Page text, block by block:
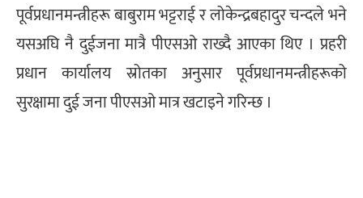
पूर्वप्रधानमन्त्रीहरू बाबुराम भट्टराई र लोकेन्द्रबहादुर चन्दले भने
यसअघि नै दुईजना मात्रै पीएसओ राख्दै आएका थिए । प्रहरी
प्रधान कार्यालय स्रोतका अनुसार पूर्वप्रधानमन्त्रीहरूको
सुरक्षामा दुई जना पीएसओ मात्र खटाइने गरिन्छ ।